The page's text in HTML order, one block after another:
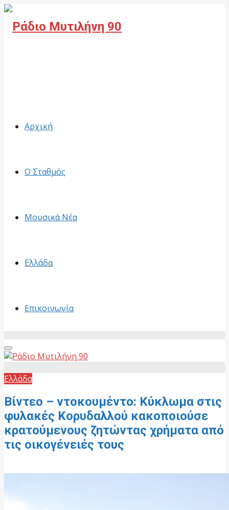
Αρχική
Ο Σταθμός
Μουσικά Νέα
Ελλάδα
Επικοινωνία
Primary
Menu
Ελλάδα
Βίντεο – ντοκουμέντο: Κύκλωμα στις
φυλακές Κορυδαλλού κακοποιούσε
κρατούμενους ζητώντας χρήματα από
τις οικογένειές τους